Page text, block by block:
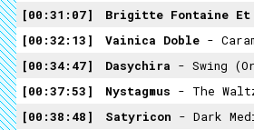
00:31:07
Brigitte Fontaine Et
00:32:13
Vainica Doble -
00:34:47
Dasychira - Swing
00:37:53
Nystagmus - The
00:38:48
Satyricon - Dark